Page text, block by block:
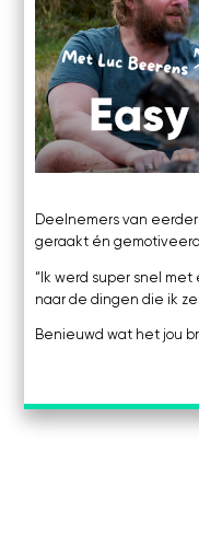
Deelnemers van
geraakt én
“Ik werd super snel
naar de dingen die ik
Benieuwd wat het jou